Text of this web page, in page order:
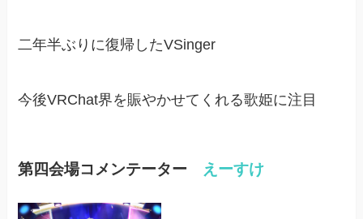
二年半ぶりに復帰したVSinger
今後VRChat界を賑やかせてくれる歌姫に注目
第四会場コメンテーター えーすけ